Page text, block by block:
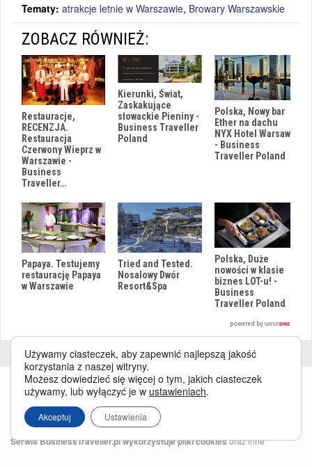
Tematy: atrakcje letnie w Warszawie, Browary Warszawskie
ZOBACZ RÓWNIEŻ:
Restauracje,
RECENZJA.
Restauracja
Czerwony Wieprz w
Warszawie -
Business
Traveller…
Kierunki, Świat,
Zaskakujące
słowackie Pieniny -
Business Traveller
Poland
Polska, Nowy bar
Ether na dachu
NYX Hotel Warsaw
- Business
Traveller Poland
Papaya. Testujemy
restaurację Papaya
w Warszawie
Tried and Tested.
Nosalowy Dwór
Resort&Spa
Polska, Duże
nowości w klasie
biznes LOT-u! -
Business
Traveller Poland
Serwis BusinessTraveller.pl wykorzystuje pliki cookiesoraz inne
Używamy ciasteczek, aby zapewnić najlepszą jakość
korzystania z naszej witryny.
Możesz dowiedzieć się więcej o tym, jakich ciasteczek
używamy, lub wyłączyć je w ustawieniach.
Akceptuj Ustawienia